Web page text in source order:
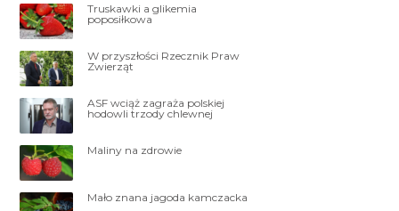
Truskawki a glikemia
poposiłkowa
W przyszłości Rzecznik Praw
Zwierząt
ASF wciąż zagraża polskiej
hodowli trzody chlewnej
Maliny na zdrowie
Mało znana jagoda kamczacka